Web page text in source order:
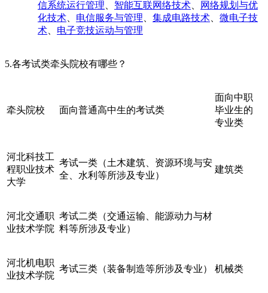
信系统运行管理
智能互联网络技术
网络规划与优
化技术
电信服务与管理 集成电路技术
微电子技
术
电子竞技运动与管理
5.各考试类牵头院校有哪些？
牵头院校 面向普通高中生的考试类
面向中职
毕业生的
专业类
河北科技工
程职业技术
大学
考试一类（土木建筑、资源环境与安
全、水利等所涉及专业）
建筑类
河北交通职
业技术学院
考试二类（交通运输、能源动力与材
料等所涉及专业）
河北机电职
业技术学院
考试三类（装备制造等所涉及专业） 机械类